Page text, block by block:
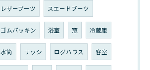
レザーブーツ スエードブーツ
ゴムパッキン 浴室 窓 冷蔵庫
水筒 サッシ ログハウス 客室